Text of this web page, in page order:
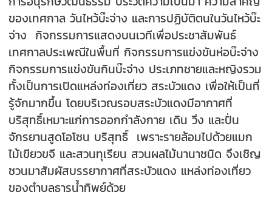
ของเทศกาล วันไหว้บ๊ะจ่าง และการปฏิบัติตนในวันไหว้บ๊ะ
จ่าง กิจกรรมการแสดงบนเวทีเพื่อประชาสัมพันธ์
เทศกาลประเพณีในพื้นที่ กิจกรรมการแข่งขันห่อบ๊ะจ่าง
กิจกรรมการแข่งขันกินบ๊ะจ่าง ประเภทชายและหญิงรวม
ทั้งเป็นการเปิดแหล่งท่องเที่ยว สระบัวแดง เพื่อให้เป็นที่
รู้จักมากขึ้น โดยบริเวณรอบสระบัวแดงมีอากาศที่
บริสุทธิ์เหมาะแก่การออกกำลังกาย เดิน วิ่ง และปั่น
จักรยานสูดโอโซน บริสุทธิ์ เพราะรายล้อมไปด้วยแมก
ไม้เขียวขจี และสวนทุเรียน สวนผลไม้นานาชนิด จึงเชิญ
ชวนมาสัมผัสบรรยากาศที่สระบัวแดง แหล่งท่องเที่ยว
ของตำบลธารน้ำทิพย์ด้วย